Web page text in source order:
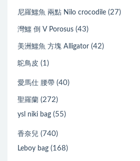
尼羅鱷魚 兩點 Nilo crocodile (27)
灣鱷 倒 V Porosus (43)
美洲鱷魚 方塊 Alligator (42)
鴕鳥皮 (1)
愛馬仕 腰帶 (40)
聖羅蘭 (272)
ysl niki bag (55)
香奈兒 (740)
Leboy bag (168)